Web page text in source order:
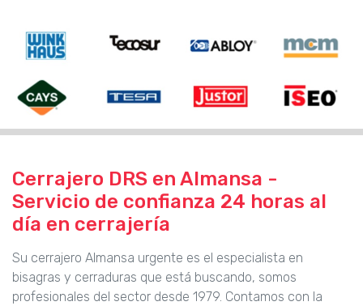
Cerrajero DRS en Almansa -
Servicio de confianza 24 horas al
día en cerrajería
Su cerrajero Almansa urgente es el especialista en
bisagras y cerraduras que está buscando, somos
profesionales del sector desde 1979. Contamos con la